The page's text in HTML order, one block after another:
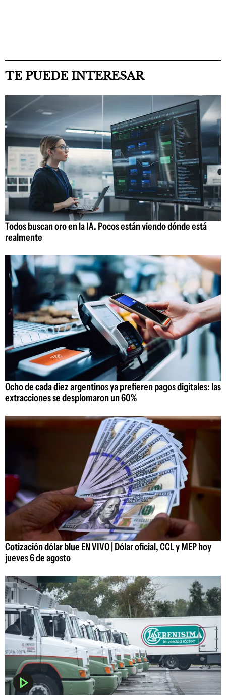
TE PUEDE INTERESAR
Todos buscan oro en la IA. Pocos están viendo dónde está
realmente
Ocho de cada diez argentinos ya prefieren pagos digitales: las
extracciones se desplomaron un 60%
Cotización dólar blue EN VIVO | Dólar oficial, CCL y MEP hoy
jueves 6 de agosto